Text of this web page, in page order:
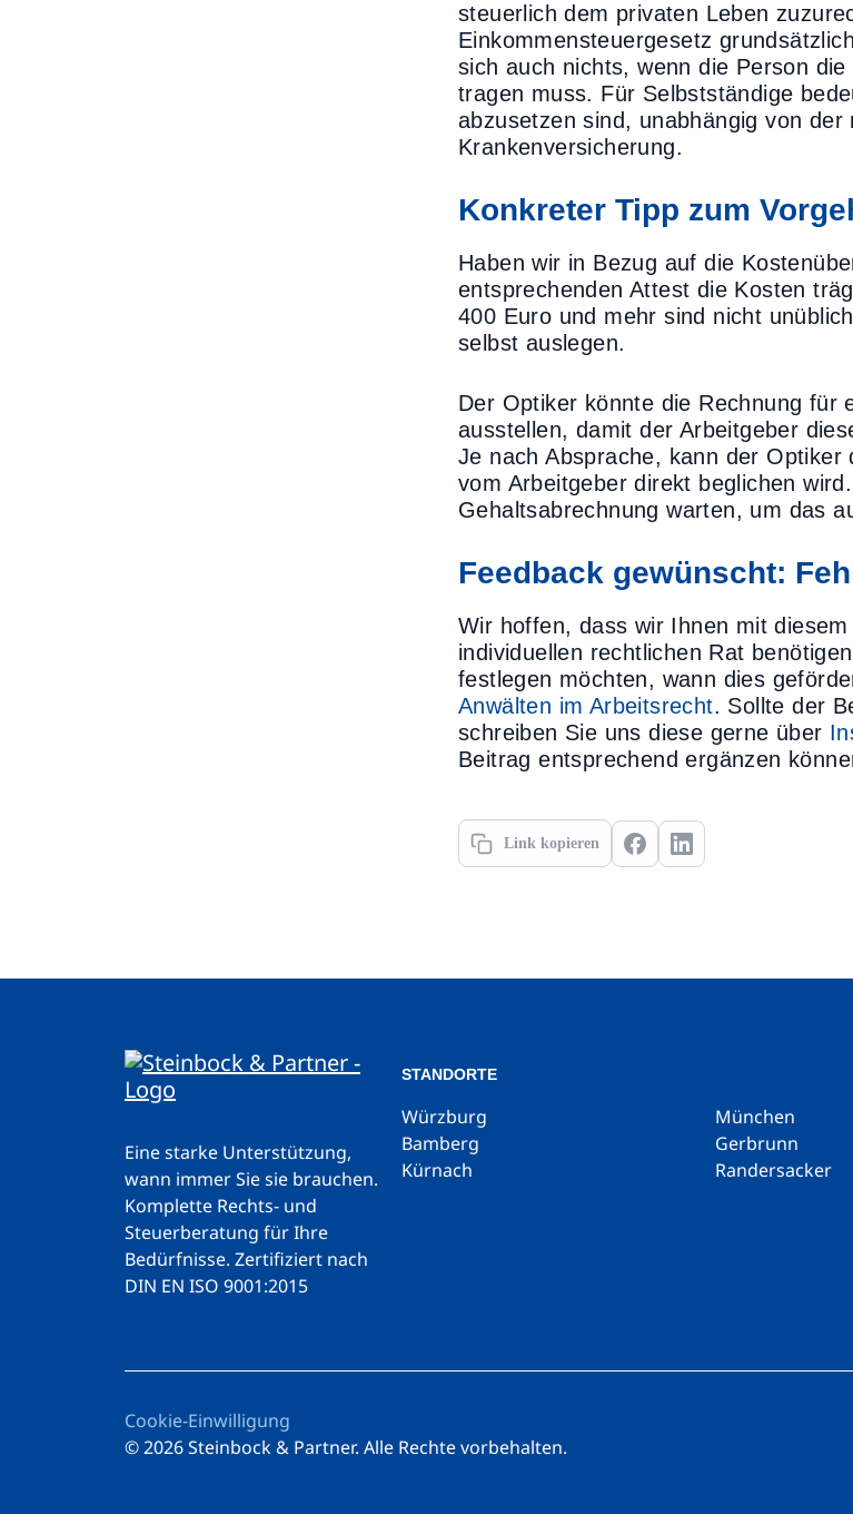
steuerlich dem privaten Leben
Einkommensteuergesetz grundsätzlich
sich auch nichts, wenn die Person
tragen muss. Für Selbstständige
abzusetzen sind, unabhängig von
Krankenversicherung.
Konkreter Tipp zum
Haben wir in Bezug auf die
entsprechenden Attest die Kosten
400 Euro und mehr sind nicht
selbst auslegen.
Der Optiker könnte die Rechnung für
ausstellen, damit der Arbeitgeber
Je nach Absprache, kann der
vom Arbeitgeber direkt beglichen
Gehaltsabrechnung warten, um das
Feedback gewünscht:
Wir hoffen, dass wir Ihnen mit
individuellen rechtlichen Rat
festlegen möchten, wann dies
Anwälten im Arbeitsrecht. Sollte der
schreiben Sie uns diese gerne über
Beitrag entsprechend ergänzen
Link kopieren
Eine starke Unterstützung,
wann immer Sie sie brauchen.
Komplette Rechts- und
Steuerberatung für Ihre
Bedürfnisse. Zertifiziert nach
DIN EN ISO 9001:2015
STANDORTE
Würzburg München
Bamberg
Gerbrunn
Kürnach
Randersacker
© 2026 Steinbock & Partner. Alle Rechte vorbehalten.
Cookie-Einwilligung